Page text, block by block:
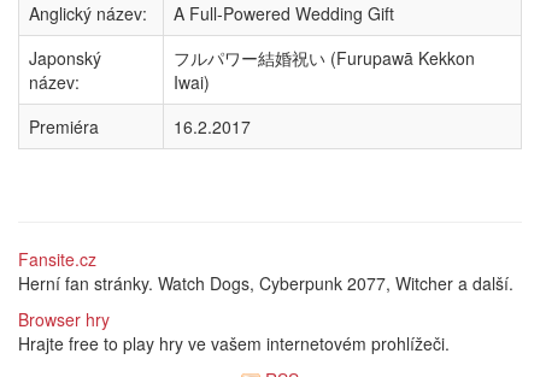
Anglický název:
A Full-Powered Wedding Gift
Japonský
název:
フルパワー結婚祝い (Furupawā Kekkon
Iwai)
Premiéra
16.2.2017
Fansite.cz
Herní fan stránky. Watch Dogs, Cyberpunk 2077, Witcher a další.
Browser hry
Hrajte free to play hry ve vašem internetovém prohlížeči.